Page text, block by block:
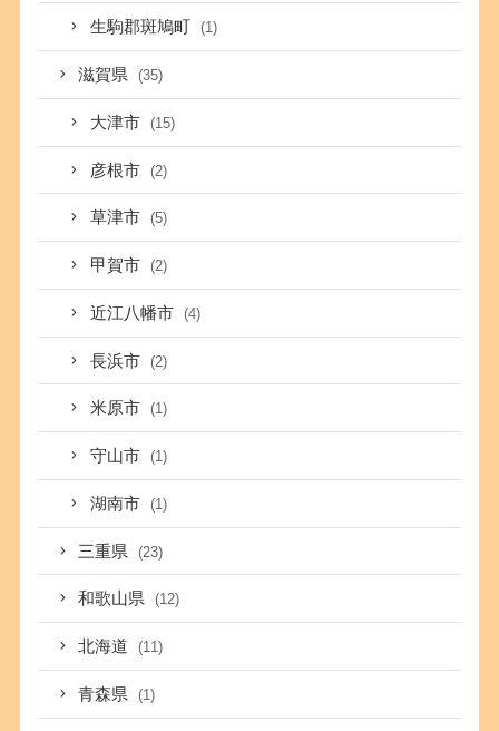
生駒郡斑鳩町 (1)
滋賀県 (35)
大津市 (15)
彦根市 (2)
草津市 (5)
甲賀市 (2)
近江八幡市 (4)
長浜市 (2)
米原市 (1)
守山市 (1)
湖南市 (1)
三重県 (23)
和歌山県 (12)
北海道 (11)
青森県 (1)